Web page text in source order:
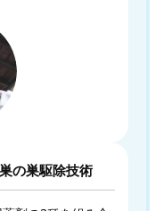
の巣駆除技術